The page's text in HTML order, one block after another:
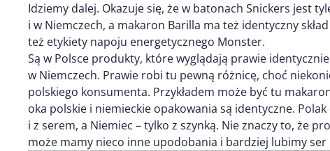
Idziemy dalej. Okazuje się, że w batonach Snickers jest
i w Niemczech, a makaron Barilla ma też identyczny
też etykiety napoju energetycznego Monster.
Są w Polsce produkty, które wyglądają prawie
w Niemczech. Prawie robi tu pewną różnicę, choć
polskiego konsumenta. Przykładem może być tu
oka polskie i niemieckie opakowania są identyczne.
i z serem, a Niemiec – tylko z szynką. Nie znaczy to, że
może mamy nieco inne upodobania i bardziej lubimy ser